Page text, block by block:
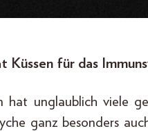
Küssen für das
hat unglaublich viele
ganz besonders